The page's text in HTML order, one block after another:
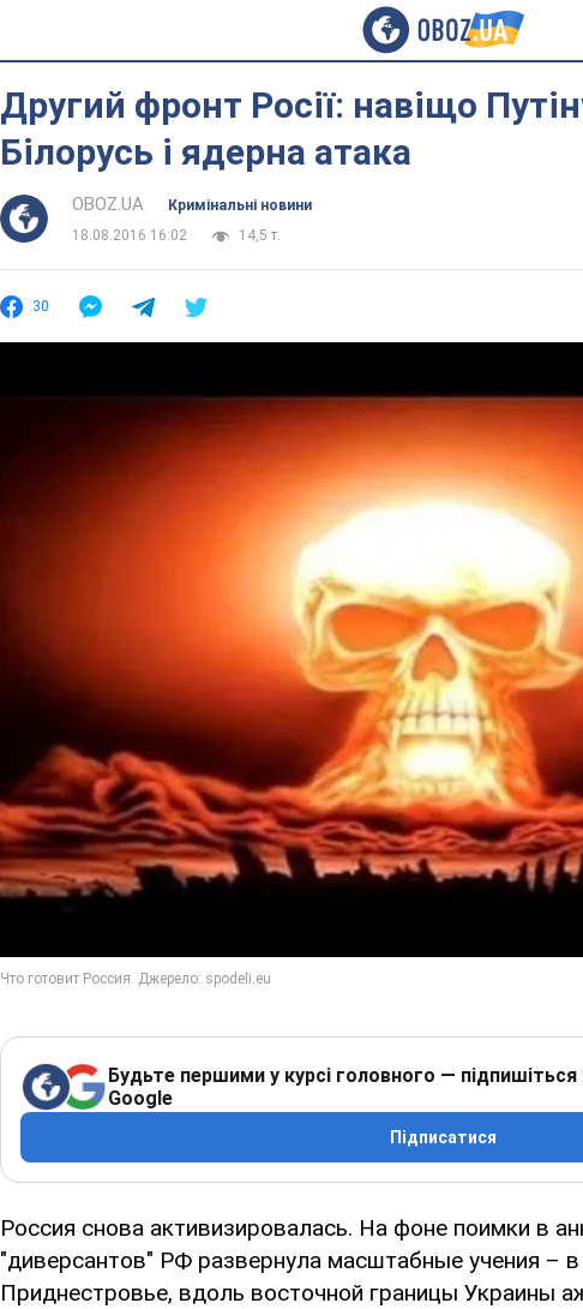
Другий фронт Росії: навіщо
Білорусь і ядерна атака
OBOZ.UA
Кримінальні новини
18.08.2016 16:02
14,5 т.
30
Будьте першими у курсі головного —
Google
Підписатися
Россия снова активизировалась. На фоне поимки в
"диверсантов" РФ развернула масштабные учения –
Приднестровье, вдоль восточной границы Украины